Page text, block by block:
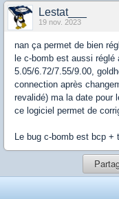
Lestat___
19 nov. 2023
nan ça permet de bien
le c-bomb est aussi
5.05/6.72/7.55/9.00,
connection après
revalidé) ma la date pour
ce logiciel permet de
Le bug c-bomb est bcp